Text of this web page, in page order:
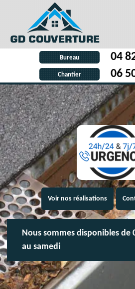
Bureau 04
Chantier 06
Voir nos réalisations
Nous sommes disponibles de
au samedi